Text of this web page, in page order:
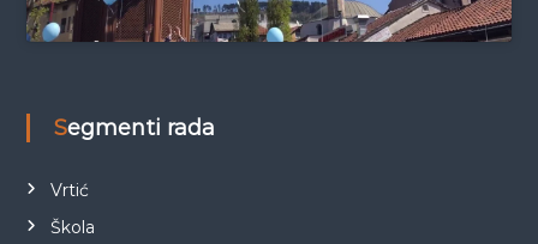
Segmenti rada
Vrtić
Škola